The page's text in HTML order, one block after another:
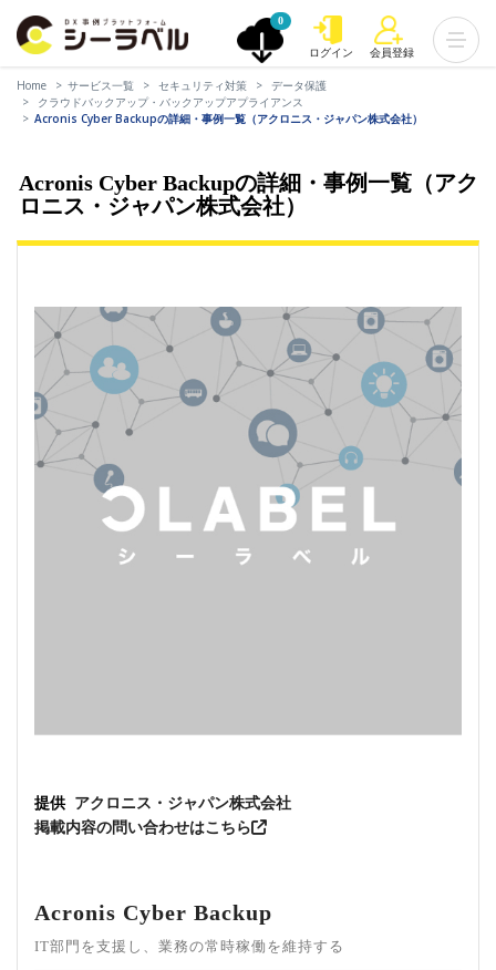
0
ログイン 会員登録
Home サービス一覧 セキュリティ対策
データ保護
クラウドバックアップ・バックアップアプライアンス
Acronis Cyber Backupの詳細・事例一覧（アクロニス・ジャパン株式会社）
Acronis Cyber Backupの詳細・事例一覧（アク
ロニス・ジャパン株式会社）
提供 アクロニス・ジャパン株式会社
掲載内容の問い合わせはこちら
Acronis Cyber Backup
IT部門を支援し、業務の常時稼働を維持する